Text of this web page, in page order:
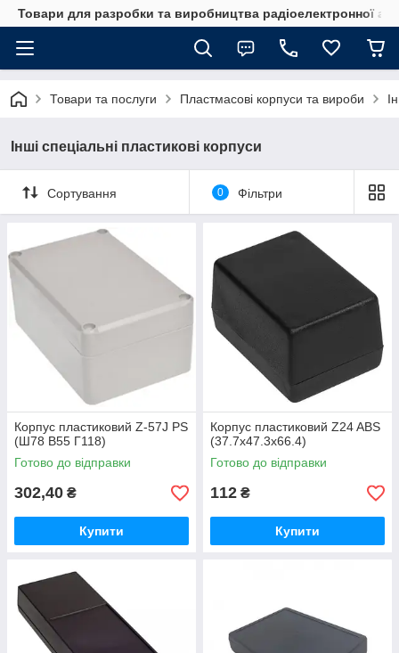
Товари для разробки та виробництва радіоелектронної
Товари та послуги Пластмасові корпуси та вироби
Інші спеціальні пластикові корпуси
Сортування 0 Фільтри
Корпус пластиковий Z-57J PS
(Ш78 В55 Г118)
Готово до відправки
302,40 ₴
Купити
Корпус пластиковий Z24 ABS
(37.7х47.3х66.4)
Готово до відправки
112 ₴
Купити